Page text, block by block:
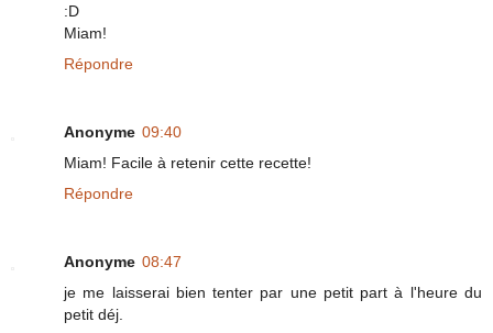
:D
Miam!
Répondre
Anonyme 09:40
Miam! Facile à retenir cette recette!
Répondre
Anonyme 08:47
je me laisserai bien tenter par une petit part à l'heure du
petit déj.